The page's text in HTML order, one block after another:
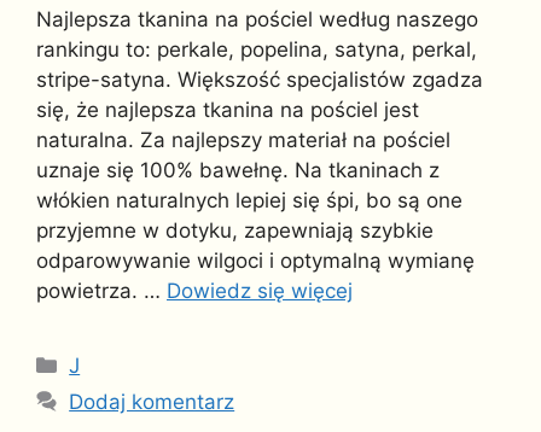
Najlepsza tkanina na pościel według naszego
rankingu to: perkale, popelina, satyna, perkal,
stripe-satyna. Większość specjalistów zgadza
się, że najlepsza tkanina na pościel jest
naturalna. Za najlepszy materiał na pościel
uznaje się 100% bawełnę. Na tkaninach z
włókien naturalnych lepiej się śpi, bo są one
przyjemne w dotyku, zapewniają szybkie
odparowywanie wilgoci i optymalną wymianę
powietrza. … Dowiedz się więcej
Kategorie
J
Dodaj komentarz